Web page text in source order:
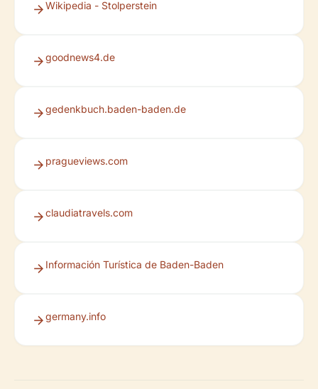
Wikipedia - Stolperstein
goodnews4.de
gedenkbuch.baden-baden.de
pragueviews.com
claudiatravels.com
Información Turística de Baden-Baden
germany.info